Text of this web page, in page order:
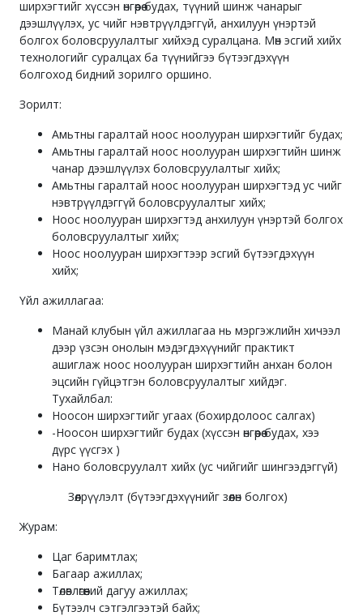
ширхэгтийг хүссэн өнгөөрөө будах, түүний шинж чанарыг
дээшлүүлэх, ус чийг нэвтрүүлдэггүй, анхилуун үнэртэй
болгох боловсруулалтыг хийхэд суралцана. Мөн эсгий хийх
технологийг суралцах ба түүнийгээ бүтээгдэхүүн
болгоход бидний зорилго оршино.
Зорилт:
Амьтны гаралтай ноос ноолууран ширхэгтийг будах;
Амьтны гаралтай ноос ноолууран ширхэгтийн шинж
чанар дээшлүүлэх боловсруулалтыг хийх;
Амьтны гаралтай ноос ноолууран ширхэгтэд ус чийг
нэвтрүүлдэггүй боловсруулалтыг хийх;
Ноос ноолууран ширхэгтэд анхилуун үнэртэй болгох
боловсруулалтыг хийх;
Ноос ноолууран ширхэгтээр эсгий бүтээгдэхүүн
хийх;
Үйл ажиллагаа:
Манай клубын үйл ажиллагаа нь мэргэжлийн хичээл
дээр үзсэн онолын мэдэгдэхүүнийг практикт
ашиглаж ноос ноолууран ширхэгтийн анхан болон
эцсийн гүйцэтгэн боловсруулалтыг хийдэг.
Тухайлбал:
Ноосон ширхэгтийг угаах (бохирдолоос салгах)
-Ноосон ширхэгтийг будах (хүссэн өнгөөрөө будах, хээ
дүрс үүсгэх )
Нано боловсруулалт хийх (ус чийгийг шингээдэггүй)
Зөөлрүүлэлт (бүтээгдэхүүнийг зөөлөн болгох)
Журам:
Цаг баримтлах;
Багаар ажиллах;
Төлөвлөгөөний дагуу ажиллах;
Бүтээлч сэтгэлгээтэй байх;